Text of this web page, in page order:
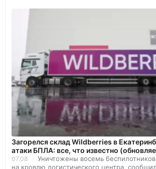
Загорелся склад Wildberries в
атаки БПЛА: все, что известно
07.08
Уничтожены восемь
на кровлю логистического центра,